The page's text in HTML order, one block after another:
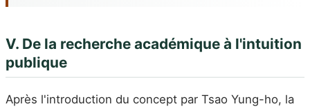
V. De la recherche académique à l'intuition
publique
Après l'introduction du concept par Tsao Yung-ho, la